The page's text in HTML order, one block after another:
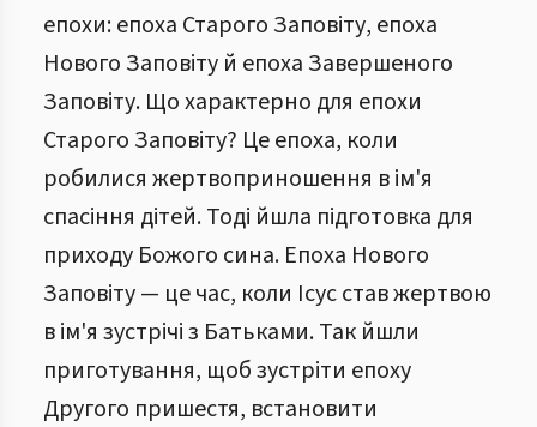
епохи: епоха Старого Заповіту, епоха
Нового Заповіту й епоха Завершеного
Заповіту. Що характерно для епохи
Старого Заповіту? Це епоха, коли
робилися жертвоприношення в ім'я
спасіння дітей. Тоді йшла підготовка для
приходу Божого сина. Епоха Нового
Заповіту — це час, коли Ісус став жертвою
в ім'я зустрічі з Батьками. Так йшли
приготування, щоб зустріти епоху
Другого пришестя, встановити